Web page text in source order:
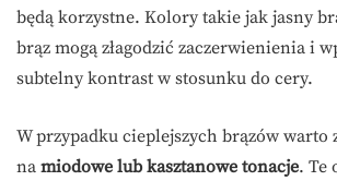
będą korzystne. Kolory takie jak jasny
brąz mogą złagodzić zaczerwienienia i
subtelny kontrast w stosunku do cery.
W przypadku cieplejszych brązów warto
na miodowe lub kasztanowe tonacje. Te